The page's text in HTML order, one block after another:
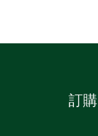
訂購